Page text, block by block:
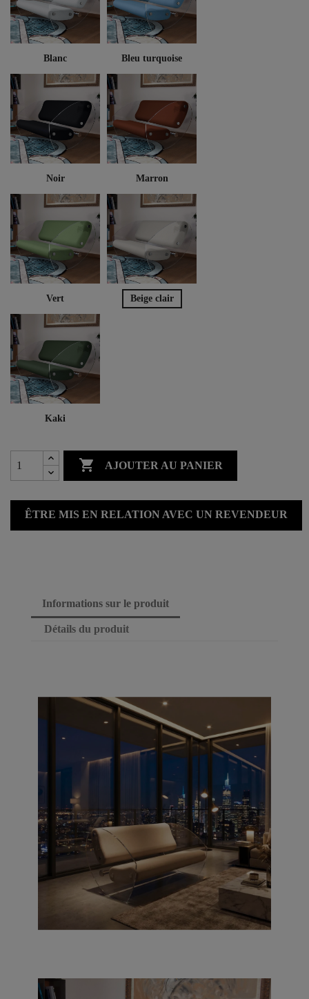
Blanc Bleu turquoise
Noir Marron
Vert Beige clair
Kaki
 AJOUTER AU PANIER
ÊTRE MIS EN RELATION AVEC UN REVENDEUR
Informations sur le produit
Détails du produit